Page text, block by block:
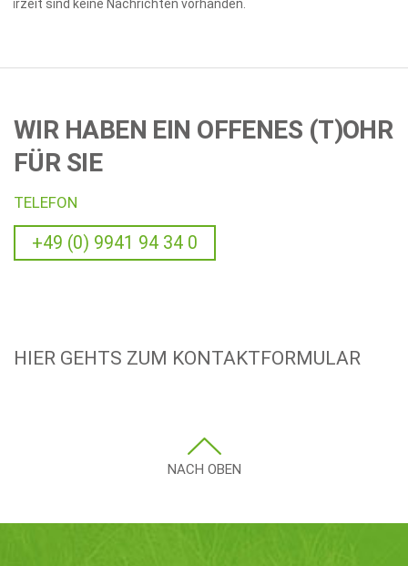
Zurzeit sind keine Nachrichten vorhanden.
WIR HABEN EIN OFFENES (T)OHR
FÜR SIE
TELEFON
+49 (0) 9941 94 34 0
HIER GEHTS ZUM KONTAKTFORMULAR
NACH OBEN